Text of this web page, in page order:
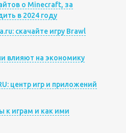
о Minecraft, за
в 2024 году
скачайте игру Brawl
влияют на экономику
центр игр и приложений
к играм и как ими